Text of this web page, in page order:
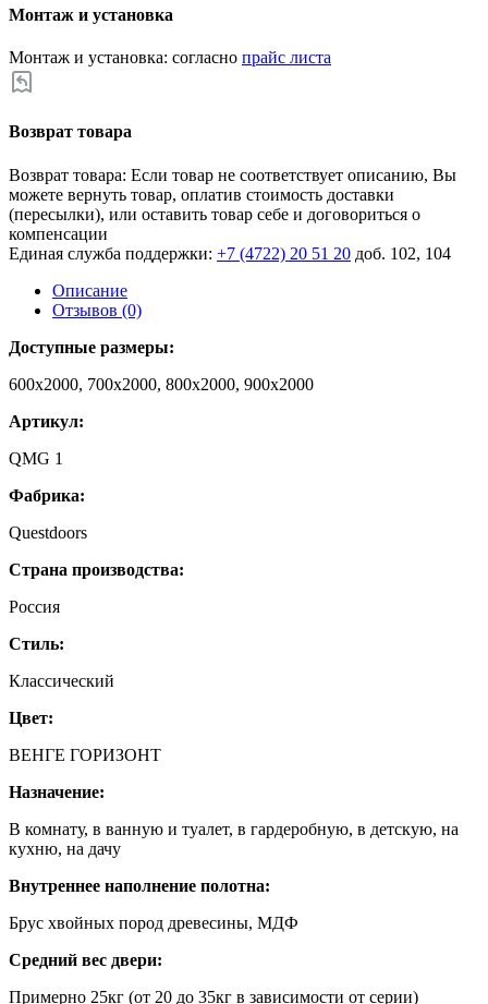
Монтаж и установка
Монтаж и установка: согласно прайс листа
Возврат товара
Возврат товара: Если товар не соответствует описанию, Вы
можете вернуть товар, оплатив стоимость доставки
(пересылки), или оставить товар себе и договориться о
компенсации
Единая служба поддержки: +7 (4722) 20 51 20 доб. 102, 104
Описание
Отзывов (0)
Доступные размеры:
600х2000, 700х2000, 800х2000, 900х2000
Артикул:
QMG 1
Фабрика:
Questdoors
Страна производства:
Россия
Стиль:
Классический
Цвет:
ВЕНГЕ ГОРИЗОНТ
Назначение:
В комнату, в ванную и туалет, в гардеробную, в детскую, на
кухню, на дачу
Внутреннее наполнение полотна:
Брус хвойных пород древесины, МДФ
Средний вес двери:
Примерно 25кг (от 20 до 35кг в зависимости от серии)